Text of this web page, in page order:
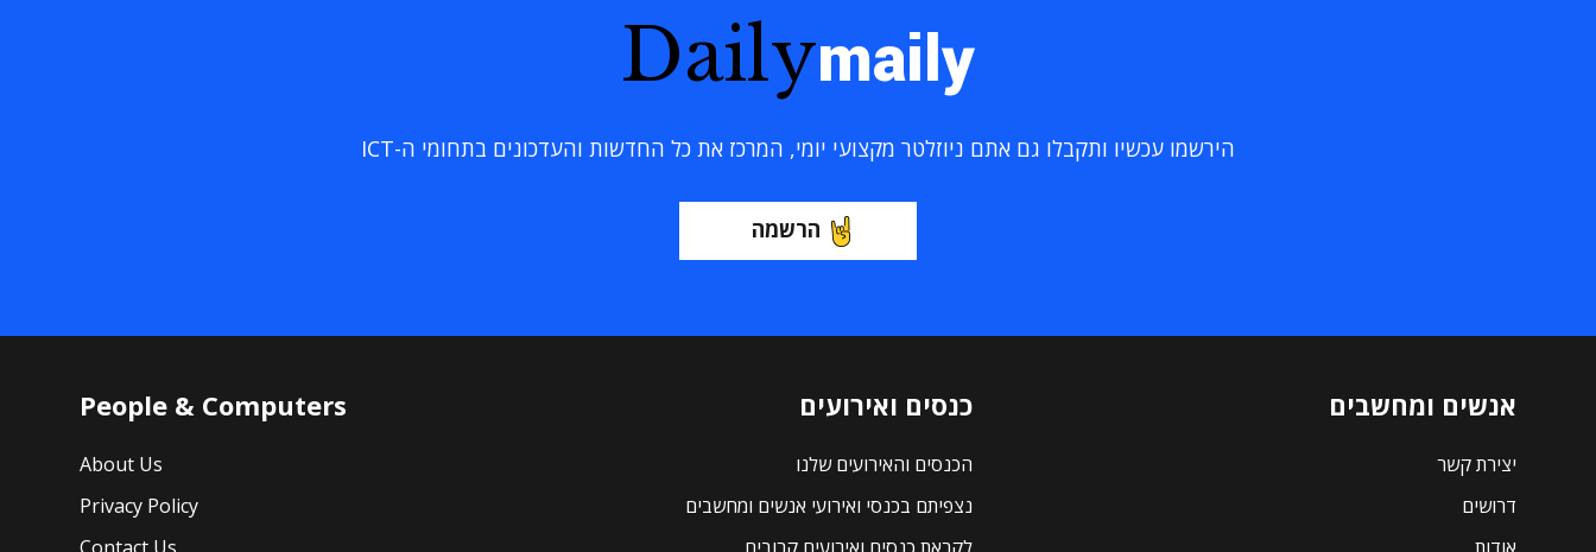
Dailymaily
הירשמו עכשיו ותקבלו גם אתם ניוזלטר מקצועי יומי, המרכז את כל החדשות והעדכונים בתחומי ה-ICT
הרשמה
אנשים ומחשבים
יצירת קשר
דרושים
כנסים ואירועים
הכנסים והאירועים שלנו
נצפיתם בכנסי ואירועי אנשים ומחשבים
People & Computers
About Us
Privacy Policy